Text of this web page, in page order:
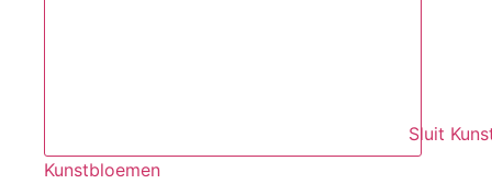
Sluit
Kunstbloemen